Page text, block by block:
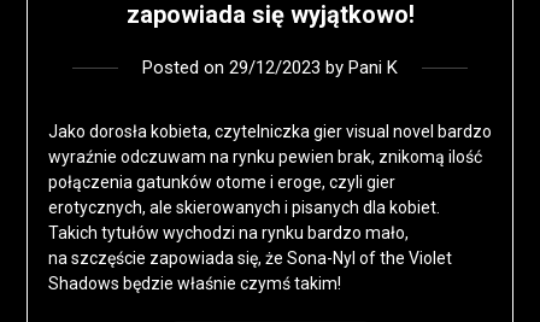
zapowiada się wyjątkowo!
Posted on 29/12/2023 by Pani K
Jako dorosła kobieta, czytelniczka gier visual novel bardzo
wyraźnie odczuwam na rynku pewien brak, znikomą ilość
połączenia gatunków otome i eroge, czyli gier
erotycznych, ale skierowanych i pisanych dla kobiet.
Takich tytułów wychodzi na rynku bardzo mało,
na szczęście zapowiada się, że Sona-Nyl of the Violet
Shadows będzie właśnie czymś takim!